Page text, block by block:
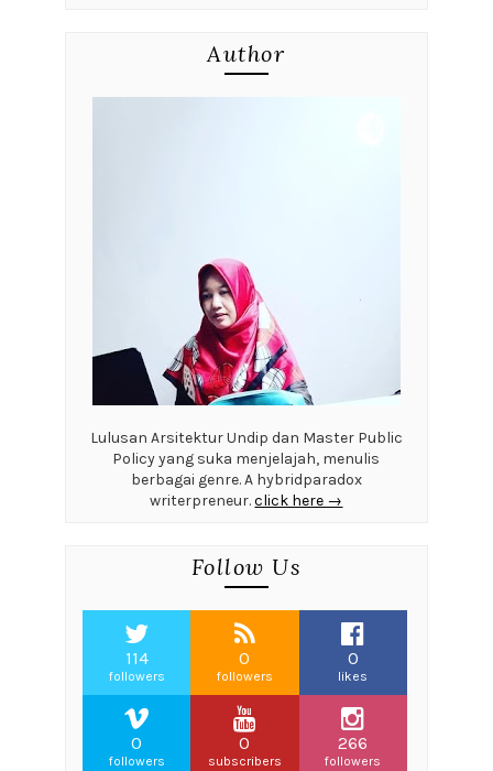
Author
Lulusan Arsitektur Undip dan Master Public
Policy yang suka menjelajah, menulis
berbagai genre. A hybridparadox
writerpreneur.click here →
Follow Us
114
followers
0
followers
0
likes
0
followers
0
subscribers
266
followers